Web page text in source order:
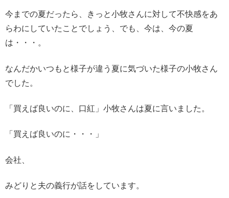
今までの夏だったら、きっと小牧さんに対して不快感をあ
らわにしていたことでしょう、でも、今は、今の夏
は・・・。
なんだかいつもと様子が違う夏に気づいた様子の小牧さん
でした。
「買えば良いのに、口紅」小牧さんは夏に言いました。
「買えば良いのに・・・」
会社、
みどりと夫の義行が話をしています。